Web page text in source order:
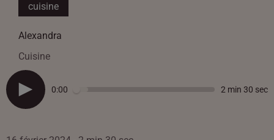
cuisine
Alexandra
Cuisine
0:00 2 min 30 sec